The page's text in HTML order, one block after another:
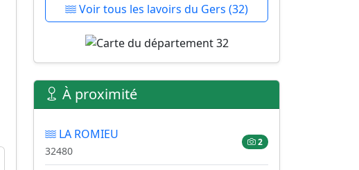
Voir tous les lavoirs du Gers (32)
À proximité
LA ROMIEU
32480
2